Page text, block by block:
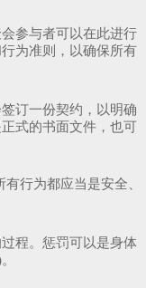
参与者可以在此进行
为准则，以确保所有
订一份契约，以明确
式的书面文件，也可
行为都应当是安全、
程。惩罚可以是身体